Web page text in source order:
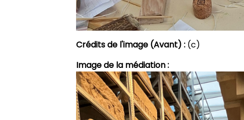
Crédits de l'image (Avant) : (c)
Image de la médiation :